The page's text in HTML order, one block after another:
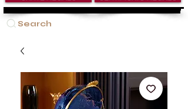
Search